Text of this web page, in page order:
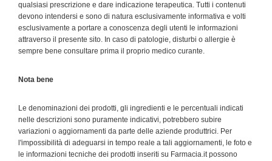
qualsiasi prescrizione e dare indicazione terapeutica. Tutti i contenuti
devono intendersi e sono di natura esclusivamente informativa e volti
esclusivamente a portare a conoscenza degli utenti le informazioni
attraverso il presente sito. In caso di patologie, disturbi o allergie è
sempre bene consultare prima il proprio medico curante.
Nota bene
Le denominazioni dei prodotti, gli ingredienti e le percentuali indicati
nelle descrizioni sono puramente indicativi, potrebbero subire
variazioni o aggiornamenti da parte delle aziende produttrici. Per
l'impossibilità di adeguarsi in tempo reale a tali aggiornamenti, le foto e
le informazioni tecniche dei prodotti inseriti su Farmacia.it possono